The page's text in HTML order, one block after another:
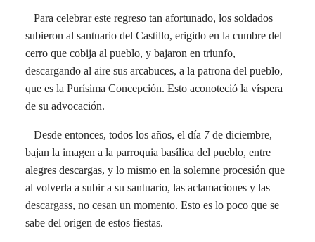
Para celebrar este regreso tan afortunado, los soldados
subieron al santuario del Castillo, erigido en la cumbre del
cerro que cobija al pueblo, y bajaron en triunfo,
descargando al aire sus arcabuces, a la patrona del pueblo,
que es la Purísima Concepción. Esto aconoteció la víspera
de su advocación.
Desde entonces, todos los años, el día 7 de diciembre,
bajan la imagen a la parroquia basílica del pueblo, entre
alegres descargas, y lo mismo en la solemne procesión que
al volverla a subir a su santuario, las aclamaciones y las
descargass, no cesan un momento. Esto es lo poco que se
sabe del origen de estos fiestas.